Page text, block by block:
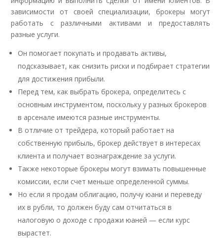
зависимости от своей специализации, брокеры могут
работать с различными активами и предоставлять
разные услуги.
Он помогает покупать и продавать активы,
подсказывает, как снизить риски и подбирает стратегии
для достижения прибыли.
Перед тем, как выбрать брокера, определитесь с
основным инструментом, поскольку у разных брокеров
в арсенале имеются разные инструменты.
В отличие от трейдера, который работает на
собственную прибыль, брокер действует в интересах
клиента и получает вознаграждение за услуги.
Также некоторые брокеры могут взимать повышенные
комиссии, если счет меньше определенной суммы.
Но если я продам облигацию, получу юани и переведу
их в рубли, то должен буду сам отчитаться в
налоговую о доходе с продажи юаней — если курс
вырастет.